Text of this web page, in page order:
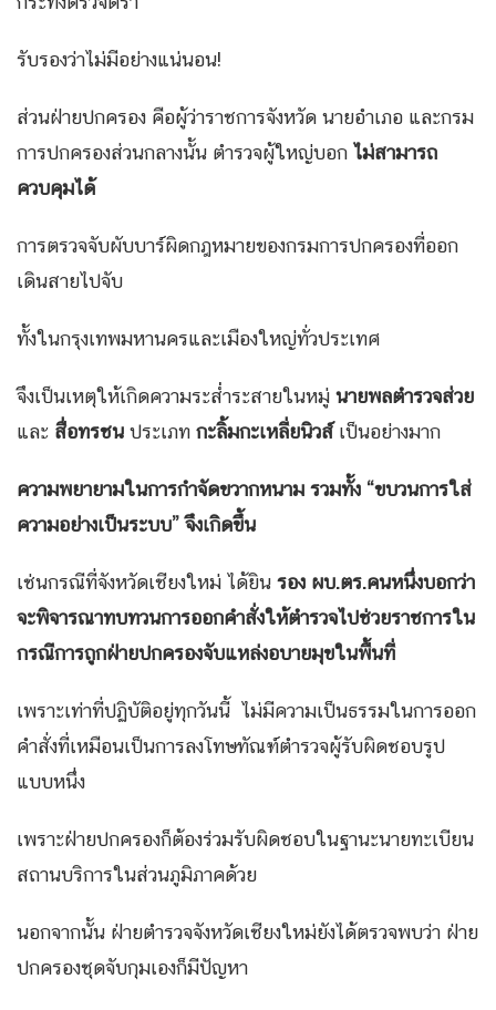
รับรองว่าไม่มีอย่างแน่นอน!
ส่วนฝ่ายปกครอง คือผู้ว่าราชการจังหวัด นายอำเภอ และกรม
การปกครองส่วนกลางนั้น ตำรวจผู้ใหญ่บอก ไม่สามารถ
ควบคุมได้
การตรวจจับผับบาร์ผิดกฎหมายของกรมการปกครองที่ออก
เดินสายไปจับ
ทั้งในกรุงเทพมหานครและเมืองใหญ่ทั่วประเทศ
จึงเป็นเหตุให้เกิดความระส่ำระสายในหมู่ นายพลตำรวจส่วย
และ สื่อทรชน ประเภท กะลิ้มกะเหลี่ยนิวส์เป็นอย่างมาก
ความพยายามในการกำจัดขวากหนาม รวมทั้ง “ขบวนการใส่
ความอย่างเป็นระบบ” จึงเกิดขึ้น
เช่นกรณีที่จังหวัดเชียงใหม่ ได้ยิน รอง ผบ.ตร.คนหนึ่งบอกว่า
จะพิจารณาทบทวนการออกคำสั่งให้ตำรวจไปช่วยราชการใน
กรณีการถูกฝ่ายปกครองจับแหล่งอบายมุขในพื้นที่
เพราะเท่าที่ปฏิบัติอยู่ทุกวันนี้ ไม่มีความเป็นธรรมในการออก
คำสั่งที่เหมือนเป็นการลงโทษทัณฑ์ตำรวจผู้รับผิดชอบรูป
แบบหนึ่ง
เพราะฝ่ายปกครองก็ต้องร่วมรับผิดชอบในฐานะนายทะเบียน
สถานบริการในส่วนภูมิภาคด้วย
นอกจากนั้น ฝ่ายตำรวจจังหวัดเชียงใหม่ยังได้ตรวจพบว่า ฝ่าย
ปกครองชุดจับกุมเองก็มีปัญหา